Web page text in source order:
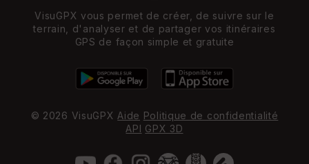
VisuGPX vous permet de créer, de suivre sur le
terrain, d'analyser et de partager vos itinéraires
GPS de façon simple et gratuite
© 2026 VisuGPX Aide Politique de confidentialité
API GPX 3D